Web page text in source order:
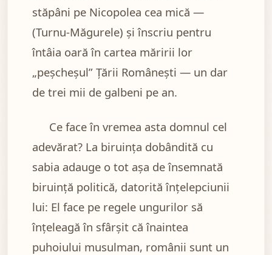
stăpâni pe Nicopolea cea mică —
(Turnu-Măgurele) și înscriu pentru
întâia oară în cartea măririi lor
„peșcheșul” Țării Românești — un dar
de trei mii de galbeni pe an.
Ce face în vremea asta domnul cel
adevărat? La biruința dobândită cu
sabia adauge o tot așa de însemnată
biruință politică, datorită înțelepciunii
lui: El face pe regele ungurilor să
înțeleagă în sfârșit că înaintea
puhoiului musulman, românii sunt un